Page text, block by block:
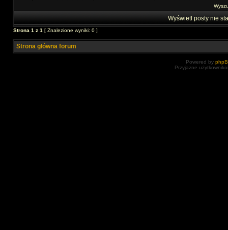
Wyświetl posty nie
Strona 1 z 1 [ Znalezione wyniki: 0 ]
Strona główna forum
Powered by
Przyjazne